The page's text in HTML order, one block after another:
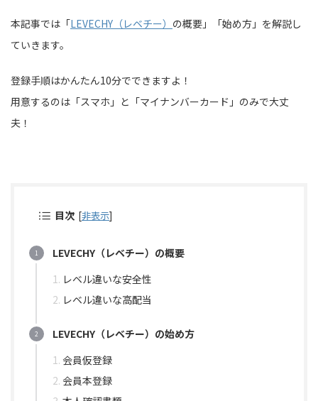
本記事では「LEVECHY（レベチー） の概要」「始め方」を解説し
ていきます。
登録手順はかんたん10分でできますよ！
用意するのは「スマホ」と「マイナンバーカード」のみで大丈
夫！
目次 [非表示]
LEVECHY（レベチー）の概要
レベル違いな安全性
レベル違いな高配当
LEVECHY（レベチー）の始め方
会員仮登録
会員本登録